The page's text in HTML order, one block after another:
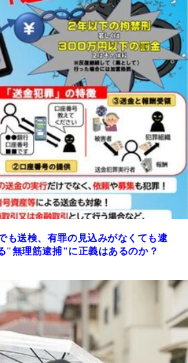
も送検、有罪の見込みがなくても逮
無理筋逮捕"に正義はあるのか？